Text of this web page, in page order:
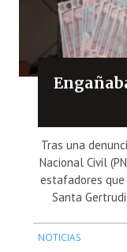
Tras una
Nacional Civil
estafadores
Santa
NOTICIAS